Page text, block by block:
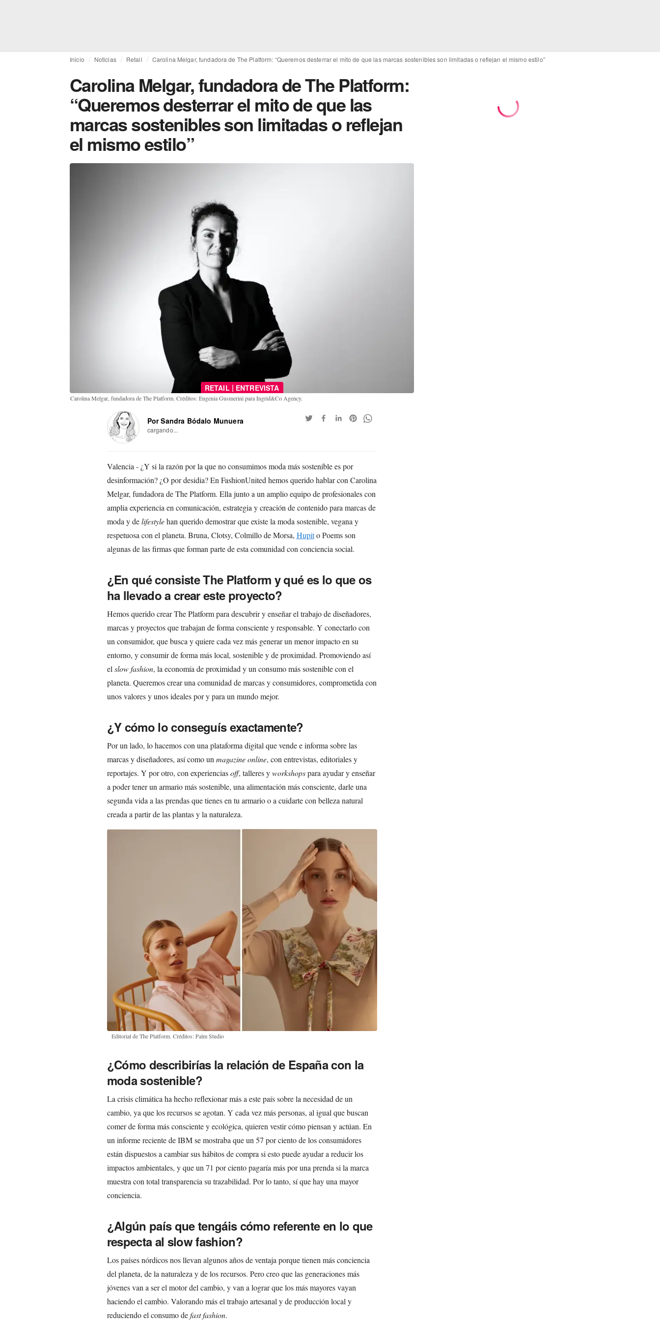
Inicio Noticias Retail Carolina Melgar, fundadora de The Platform: “Queremos desterrar el mito de que las marcas sostenibles son limitadas o reflejan el mismo estilo”
Carolina Melgar, fundadora de The Platform:
“Queremos desterrar el mito de que las
marcas sostenibles son limitadas o reflejan
el mismo estilo”
RETAIL | ENTREVISTA
Carolina Melgar, fundadora de The Platform. Créditos: Eugenia Gusmerini para Ingrid&Co Agency.
Por Sandra Bódalo Munuera
cargando...
Valencia - ¿Y si la razón por la que no consumimos moda más sostenible es por
desinformación? ¿O por desidia? En FashionUnited hemos querido hablar con Carolina
Melgar, fundadora de The Platform. Ella junto a un amplio equipo de profesionales con
amplia experiencia en comunicación, estrategia y creación de contenido para marcas de
moda y delifestylehan querido demostrar que existe la moda sostenible, vegana y
respetuosa con el planeta. Bruna, Clotsy, Colmillo de Morsa, Hupito Poems son
algunas de las firmas que forman parte de esta comunidad con conciencia social.
¿En qué consiste The Platform y qué es lo que os
ha llevado a crear este proyecto?
Hemos querido crear The Platform para descubrir y enseñar el trabajo de diseñadores,
marcas y proyectos que trabajan de forma consciente y responsable. Y conectarlo con
un consumidor, que busca y quiere cada vez más generar un menor impacto en su
entorno, y consumir de forma más local, sostenible y de proximidad. Promoviendo así
el slow fashion, la economía de proximidad y un consumo más sostenible con el
planeta. Queremos crear una comunidad de marcas y consumidores, comprometida con
unos valores y unos ideales por y para un mundo mejor.
¿Y cómo lo conseguís exactamente?
Por un lado, lo hacemos con una plataforma digital que vende e informa sobre las
marcas y diseñadores, así como un magazine online, con entrevistas, editoriales y
reportajes. Y por otro, con experienciasoff, talleres yworkshopspara ayudar y enseñar
a poder tener un armario más sostenible, una alimentación más consciente, darle una
segunda vida a las prendas que tienes en tu armario o a cuidarte con belleza natural
creada a partir de las plantas y la naturaleza.
Editorial de The Platform. Créditos: Palm Studio
¿Cómo describirías la relación de España con la
moda sostenible?
La crisis climática ha hecho reflexionar más a este país sobre la necesidad de un
cambio, ya que los recursos se agotan. Y cada vez más personas, al igual que buscan
comer de forma más consciente y ecológica, quieren vestir cómo piensan y actúan. En
un informe reciente de IBM se mostraba que un 57 por ciento de los consumidores
están dispuestos a cambiar sus hábitos de compra si esto puede ayudar a reducir los
impactos ambientales, y que un 71 por ciento pagaría más por una prenda si la marca
muestra con total transparencia su trazabilidad. Por lo tanto, sí que hay una mayor
conciencia.
¿Algún país que tengáis cómo referente en lo que
respecta al slow fashion?
Los países nórdicos nos llevan algunos años de ventaja porque tienen más conciencia
del planeta, de la naturaleza y de los recursos. Pero creo que las generaciones más
jóvenes van a ser el motor del cambio, y van a lograr que los más mayores vayan
haciendo el cambio. Valorando más el trabajo artesanal y de producción local y
reduciendo el consumo defast fashion.